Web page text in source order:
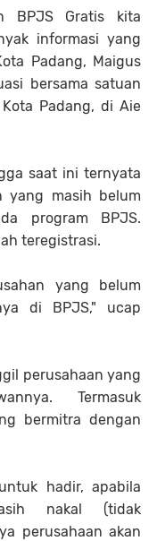
BPJS Gratis kita
informasi yang
Padang, Maigus
bersama satuan
Padang, di Aie
saat ini ternyata
yang masih belum
program BPJS.
teregistrasi.
yang belum
di BPJS," ucap
perusahaan yang
Termasuk
bermitra dengan
hadir, apabila
nakal (tidak
perusahaan akan